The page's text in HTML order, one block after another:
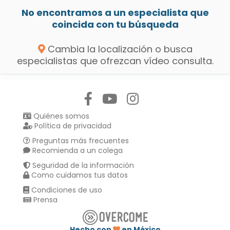
No encontramos a un especialista que
coincida con tu búsqueda
Cambia la localización o busca
especialistas que ofrezcan vídeo consulta.
Quiénes somos
Política de privacidad
Preguntas más frecuentes
Recomienda a un colega
Seguridad de la información
Como cuidamos tus datos
Condiciones de uso
Prensa